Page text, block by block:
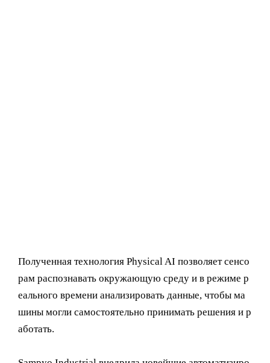
Полученная технология Physical AI позволяет сенсо
рам распознавать окружающую среду и в режиме р
еального времени анализировать данные, чтобы ма
шины могли самостоятельно принимать решения и р
аботать.